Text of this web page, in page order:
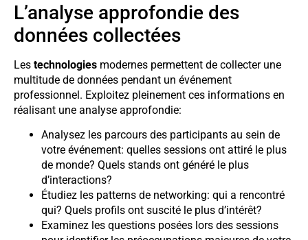
L’analyse approfondie des
données collectées
Les technologies modernes permettent de collecter une
multitude de données pendant un événement
professionnel. Exploitez pleinement ces informations en
réalisant une analyse approfondie:
Analysez les parcours des participants au sein de
votre événement: quelles sessions ont attiré le plus
de monde? Quels stands ont généré le plus
d’interactions?
Étudiez les patterns de networking: qui a rencontré
qui? Quels profils ont suscité le plus d’intérêt?
Examinez les questions posées lors des sessions